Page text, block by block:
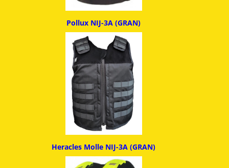
Pollux NIJ-3A (GRAN)
Heracles Molle NIJ-3A (GRAN)